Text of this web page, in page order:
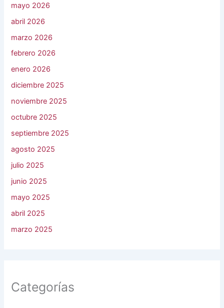
mayo 2026
abril 2026
marzo 2026
febrero 2026
enero 2026
diciembre 2025
noviembre 2025
octubre 2025
septiembre 2025
agosto 2025
julio 2025
junio 2025
mayo 2025
abril 2025
marzo 2025
Categorías